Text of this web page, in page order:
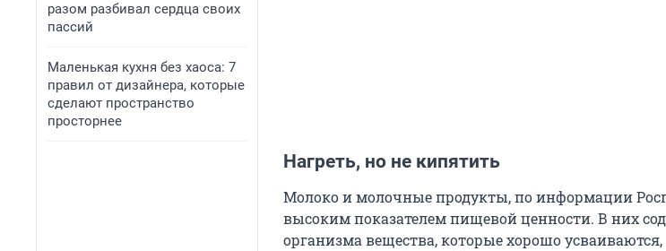
разом разбивал сердца своих
пассий
Маленькая кухня без хаоса: 7
правил от дизайнера, которые
сделают пространство
просторнее
Нагреть, но не кипятить
Молоко и молочные продукты, по информации
высоким показателем пищевой ценности. В них
организма вещества, которые хорошо